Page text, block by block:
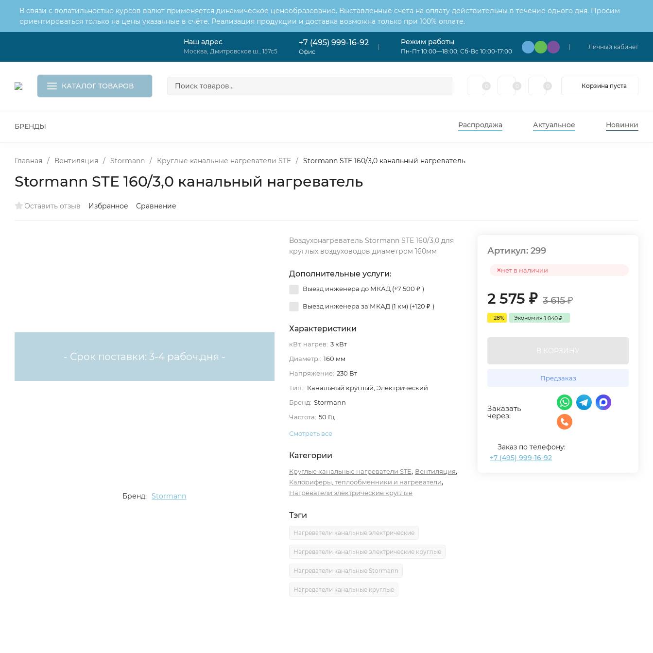
В связи с волатильностью курсов валют применяется динамическое ценообразование. Выставленные счета на оплату действительны в течение одного дня. Просим
ориентироваться только на цены указанные в счёте. Реализация продукции и доставка возможна только при 100% оплате.
Наш адрес
Москва, Дмитровское ш., 157с5
+7 (495) 999-16-92
Офис
Режим работы
Пн-Пт 10:00—18:00; Сб-Вс 10:00-17:00
Личный кабинет
КАТАЛОГ ТОВАРОВ Корзина пуста
БРЕНДЫ Распродажа Актуальное Новинки
Главная / Вентиляция / Stormann / Круглые канальные нагреватели STE / Stormann STE 160/3,0 канальный нагреватель
Stormann STE 160/3,0 канальный нагреватель
Оставить отзыв Избранное Сравнение
- Срок поставки: 3-4 рабоч.дня -
Бренд: Stormann
Воздухонагреватель Stormann STE 160/3,0 для
круглых воздуховодов диаметром 160мм
Дополнительные услуги:
Выезд инженера до МКАД (+7 500 ₽ )
Выезд инженера за МКАД (1 км) (+120 ₽ )
Характеристики
кВт, нагрев: 3 кВт
Диаметр.: 160 мм
Напряжение: 230 Вт
Тип.: Канальный круглый, Электрический
Бренд: Stormann
Частота: 50 Гц
Смотреть все
Категории
Круглые канальные нагреватели STE, Вентиляция,
Калориферы, теплообменники и нагреватели,
Нагреватели электрические круглые
Тэги
Нагреватели канальные электрические
Нагреватели канальные электрические круглые
Нагреватели канальные Stormann
Нагреватели канальные круглые
Артикул:299
нет в наличии
2 575₽ 3 615₽
- 28% Экономия1 040₽
В КОРЗИНУ
Предзаказ
Заказать
через:
Заказ по телефону:
+7 (495) 999-16-92